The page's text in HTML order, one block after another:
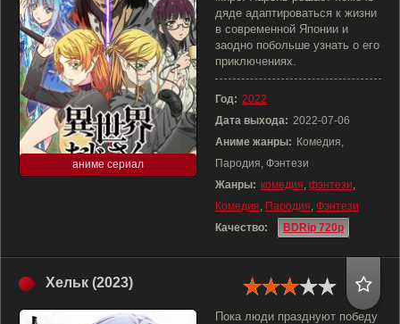
аниме сериал
дяде адаптироваться к жизни
в современной Японии и
заодно побольше узнать о его
приключениях.
Год: 2022
Дата выхода: 2022-07-06
Аниме жанры: Комедия,
Пародия, Фэнтези
Жанры: комедия, фэнтези,
Комедия, Пародия, Фэнтези
Качество:
BDRip 720p
Хельк (2023)
Пока люди празднуют победу